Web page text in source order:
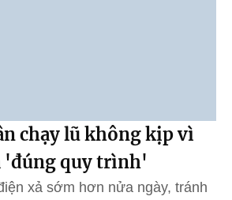
chạy lũ không kịp vì
'đúng quy trình'
xả sớm hơn nửa ngày, tránh